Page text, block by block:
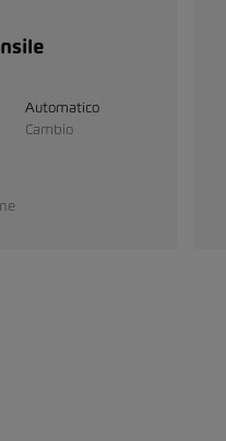
Automatico
Cambio